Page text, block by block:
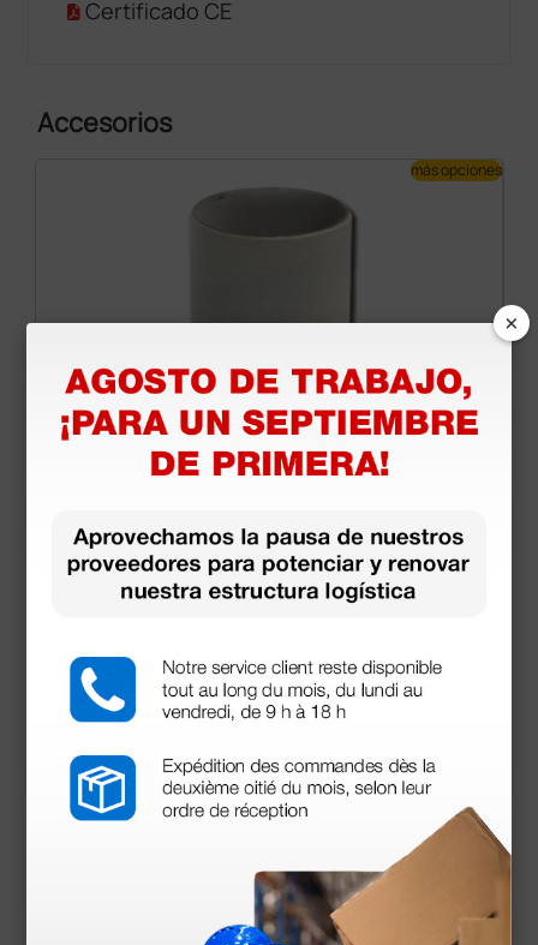
Certificado CE
Accesorios
Boquillas desechables para espirómetros MIR,
Micromedical y Vitalograph - 100 uds. con
dispensador
(Precio sin IVA)
más opciones
Productos similares
×